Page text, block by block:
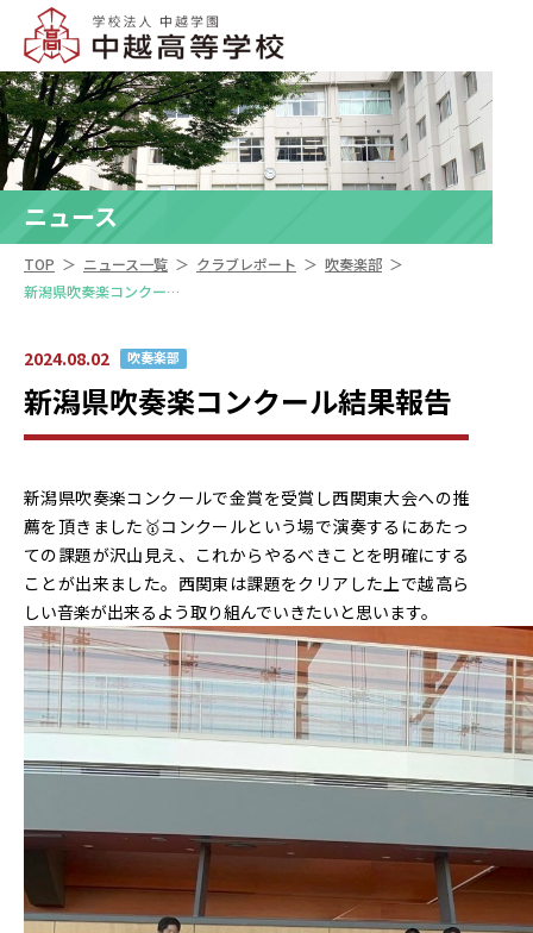
ニュース
TOP ＞ ニュース一覧 ＞ クラブレポート ＞ 吹奏楽部 ＞
新潟県吹奏楽コンクール結果報告
2024.08.02 吹奏楽部
新潟県吹奏楽コンクール結果報告
新潟県吹奏楽コンクールで金賞を受賞し西関東大会への推
薦を頂きました🥇コンクールという場で演奏するにあたっ
ての課題が沢山見え、これからやるべきことを明確にする
ことが出来ました。西関東は課題をクリアした上で越高ら
しい音楽が出来るよう取り組んでいきたいと思います。